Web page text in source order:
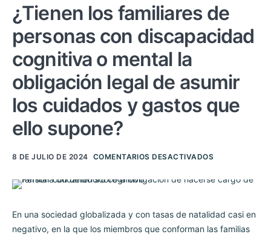
Equipo
Contacto
¿Tienen los familiares de
personas con discapacidad
cognitiva o mental la
obligación legal de asumir
los cuidados y gastos que
ello supone?
8 DE JULIO DE 2024 COMENTARIOS DESACTIVADOS
En una sociedad globalizada y con tasas de natalidad casi en
negativo, en la que los miembros que conforman las familias